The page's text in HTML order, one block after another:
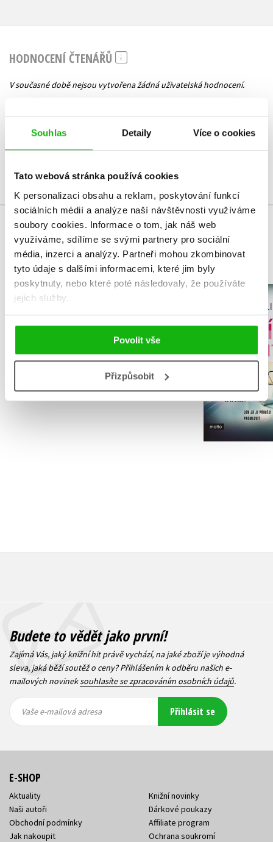
Souhlas Detaily Více o cookies
Tato webová stránka používá cookies
K personalizaci obsahu a reklam, poskytování funkcí
sociálních médií a analýze naší návštěvnosti využíváme
soubory cookies. Informace o tom, jak náš web
využíváme, sdílíme se svými partnery pro sociální
média, inzerci a analýzy. Partneři mohou zkombinovat
tyto údaje s dalšími informacemi, které jim byly
poskytnuty, nebo které poté následovaly, že používáte
jejich služby.
Povolit vše
Přizpůsobit
HODNOCENÍ ČTENÁŘŮ
V současné době nejsou vytvořena žádná uživatelská hodnocení.
Vaše hodnocení
Uživatelskou recenzi mohou vkládat pouze registrovaní uživatelé
MOHLO BY VÁS TAKÉ ZAJÍMAT
3× Jana Jašová - box
Jana Jašová
Do košíku
Mlčící
Alex
Do
319 Kč
Budete to vědět jako první!
Zajímá Vás, jaký knižní hit právě vychází, na jaké zboží je výhodná
sleva, jaká běží soutěž o ceny? Přihlášením k odběru našich e-
mailových novineksouhlasíte se zpracováním osobních údajů.
mailová
mailová
Vaše e-mailová adresa Přihlásit se
E-SHOP
Aktuality
Naši autoři
Obchodní podmínky
Jak nakoupit
Knižní novinky
Dárkové poukazy
Affiliate program
Ochrana soukromí